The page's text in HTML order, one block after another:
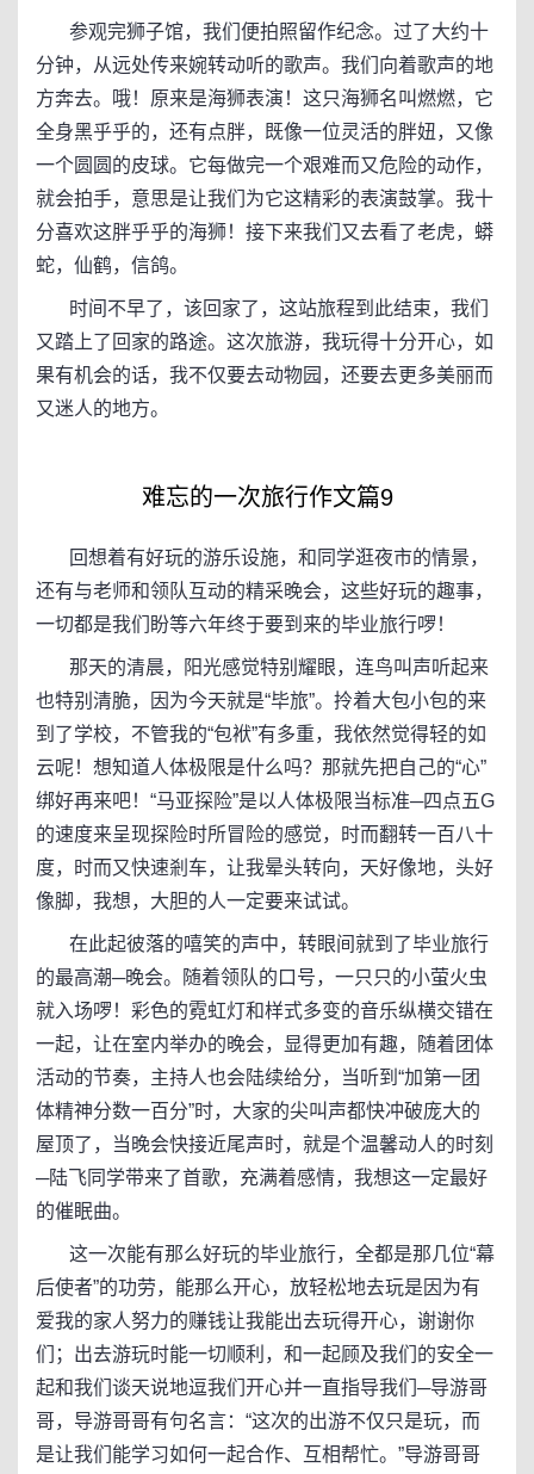
参观完狮子馆，我们便拍照留作纪念。过了大约十
分钟，从远处传来婉转动听的歌声。我们向着歌声的地
方奔去。哦！原来是海狮表演！这只海狮名叫燃燃，它
全身黑乎乎的，还有点胖，既像一位灵活的胖妞，又像
一个圆圆的皮球。它每做完一个艰难而又危险的动作，
就会拍手，意思是让我们为它这精彩的表演鼓掌。我十
分喜欢这胖乎乎的海狮！接下来我们又去看了老虎，蟒
蛇，仙鹤，信鸽。
时间不早了，该回家了，这站旅程到此结束，我们
又踏上了回家的路途。这次旅游，我玩得十分开心，如
果有机会的话，我不仅要去动物园，还要去更多美丽而
又迷人的地方。
难忘的一次旅行作文篇9
回想着有好玩的游乐设施，和同学逛夜市的情景，
还有与老师和领队互动的精采晚会，这些好玩的趣事，
一切都是我们盼等六年终于要到来的毕业旅行啰！
那天的清晨，阳光感觉特别耀眼，连鸟叫声听起来
也特别清脆，因为今天就是“毕旅”。拎着大包小包的来
到了学校，不管我的“包袱”有多重，我依然觉得轻的如
云呢！想知道人体极限是什么吗？那就先把自己的“心”
绑好再来吧！“马亚探险”是以人体极限当标准─四点五G
的速度来呈现探险时所冒险的感觉，时而翻转一百八十
度，时而又快速剎车，让我晕头转向，天好像地，头好
像脚，我想，大胆的人一定要来试试。
在此起彼落的嘻笑的声中，转眼间就到了毕业旅行
的最高潮─晚会。随着领队的口号，一只只的小萤火虫
就入场啰！彩色的霓虹灯和样式多变的音乐纵横交错在
一起，让在室内举办的晚会，显得更加有趣，随着团体
活动的节奏，主持人也会陆续给分，当听到“加第一团
体精神分数一百分”时，大家的尖叫声都快冲破庞大的
屋顶了，当晚会快接近尾声时，就是个温馨动人的时刻
─陆飞同学带来了首歌，充满着感情，我想这一定最好
的催眠曲。
这一次能有那么好玩的毕业旅行，全都是那几位“幕
后使者”的功劳，能那么开心，放轻松地去玩是因为有
爱我的家人努力的赚钱让我能出去玩得开心，谢谢你
们；出去游玩时能一切顺利，和一起顾及我们的安全一
起和我们谈天说地逗我们开心并一直指导我们─导游哥
哥，导游哥哥有句名言：“这次的出游不仅只是玩，而
是让我们能学习如何一起合作、互相帮忙。”导游哥哥